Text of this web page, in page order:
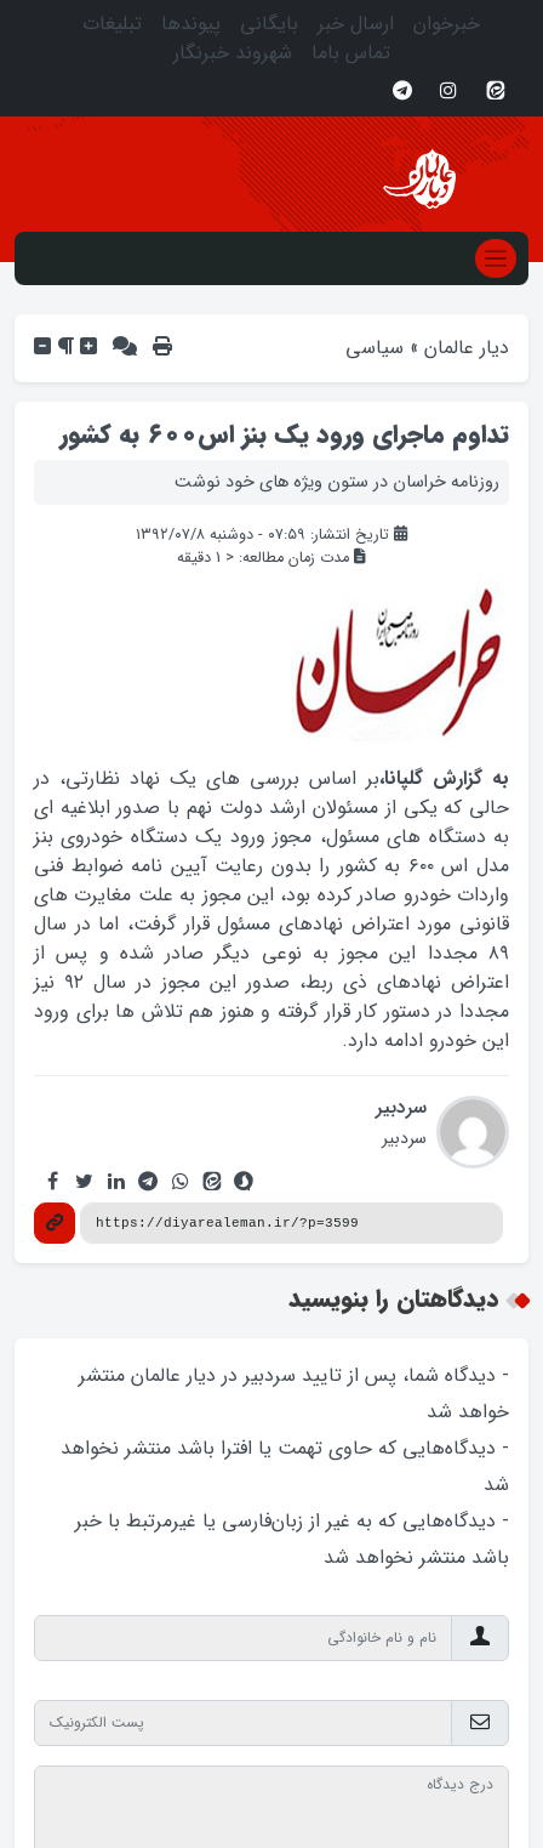
خبرخوان ارسال خبر بایگانی پیوندها
تبلیغات
تماس باما
شهروند خبرنگار
دیار عالمان » سیاسی
تداوم ماجراي ورود يک بنز اس۶۰۰ به کشور
روزنامه خراسان در ستون ویژه های خود نوشت
تاریخ انتشار: ۰۷:۵۹ - دوشنبه ۱۳۹۲/۰۷/۸
مدت زمان مطالعه: < 1 دقیقه
به گزارش گلپانا،بر اساس بررسي هاي يک نهاد نظارتي، در
حالي که يکي از مسئولان ارشد دولت نهم با صدور ابلاغيه اي
به دستگاه هاي مسئول، مجوز ورود يک دستگاه خودروي بنز
مدل اس ۶۰۰ به کشور را بدون رعايت آيين نامه ضوابط فني
واردات خودرو صادر کرده بود، اين مجوز به علت مغايرت هاي
قانوني مورد اعتراض نهادهاي مسئول قرار گرفت، اما در سال
۸۹ مجددا اين مجوز به نوعي ديگر صادر شده و پس از
اعتراض نهادهاي ذي ربط، صدور اين مجوز در سال ۹۲ نيز
مجددا در دستور کار قرار گرفته و هنوز هم تلاش ها براي ورود
اين خودرو ادامه دارد.
سردبیر
سردبیر
دیدگاهتان را بنویسید
- دیدگاه شما، پس از تایید سردبیر در دیار عالمان منتشر
خواهد‌ شد
- دیدگاه‌هایی که حاوی تهمت یا افترا باشد منتشر نخواهد‌
شد
- دیدگاه‌هایی که به غیر از زبان‌فارسی یا غیرمرتبط با خبر
باشد منتشر نخواهد‌ شد